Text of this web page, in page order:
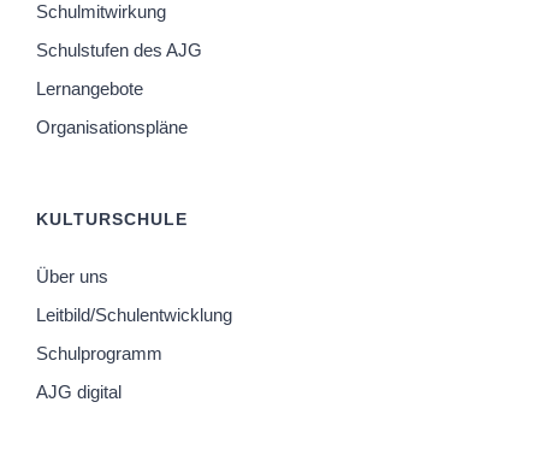
Schulmitwirkung
Schulstufen des AJG
Lernangebote
Organisationspläne
KULTURSCHULE
Über uns
Leitbild/Schulentwicklung
Schulprogramm
AJG digital